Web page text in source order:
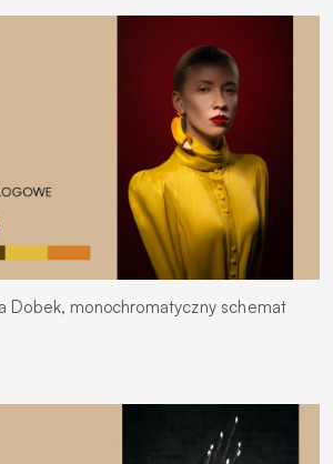
Dobek, monochromatyczny schemat